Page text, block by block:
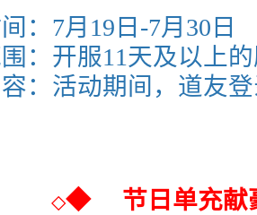
：7月19日-7月30日
： 开服11天及以上
：活动期间，道友
◇◆
节日单充献